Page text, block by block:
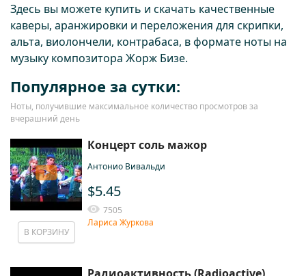
Здесь вы можете купить и скачать качественные
каверы, аранжировки и переложения для скрипки,
альта, виолончели, контрабаса, в формате ноты на
музыку композитора Жорж Бизе.
Популярное за сутки:
Ноты, получившие максимальное количество просмотров за
вчерашний день
В КОРЗИНУ
Концерт соль мажор
Антонио Вивальди
$5.45
7505
Лариса Журкова